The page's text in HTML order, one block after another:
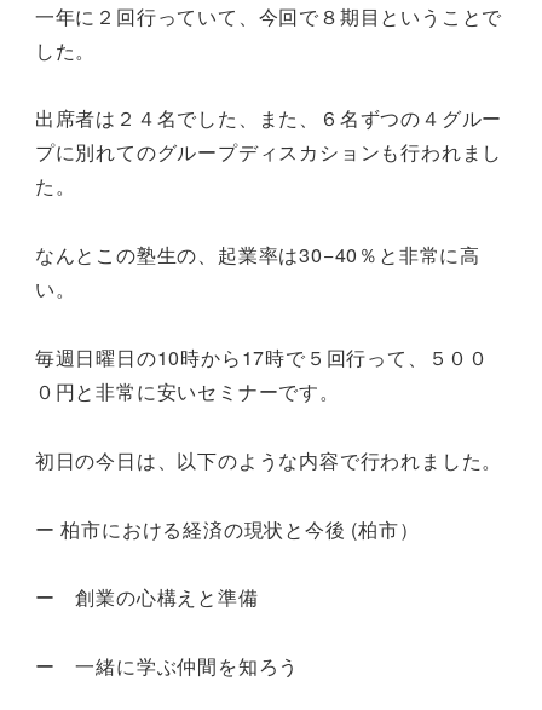
一年に２回行っていて、今回で８期目ということで
した。
出席者は２４名でした、また、６名ずつの４グルー
プに別れてのグループディスカションも行われまし
た。
なんとこの塾生の、起業率は30−40％と非常に高
い。
毎週日曜日の10時から17時で５回行って、５００
０円と非常に安いセミナーです。
初日の今日は、以下のような内容で行われました。
ー 柏市における経済の現状と今後 (柏市）
ー 創業の心構えと準備
ー 一緒に学ぶ仲間を知ろう